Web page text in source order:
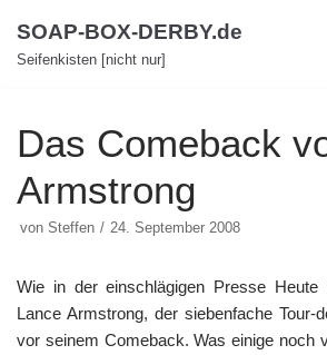
Zum
Inhalt
SOAP-BOX-DERBY.de
Seifenkisten [nicht nur]
Das Comeback
Armstrong
von Steffen 24. September 2008
Wie in der einschlägigen Presse Heute
Lance Armstrong, der siebenfache Tour-
vor seinem Comeback. Was einige noch